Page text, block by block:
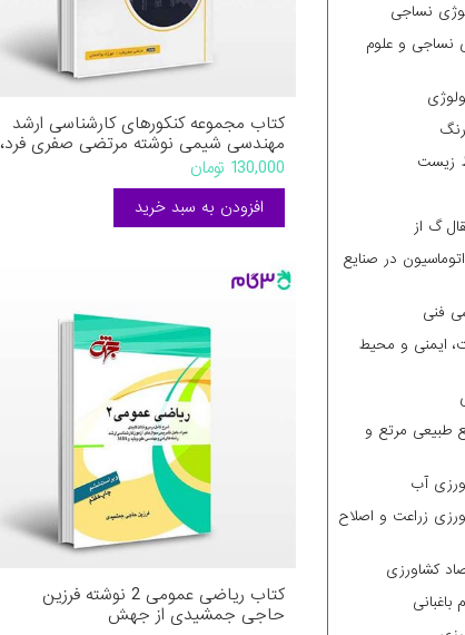
نساجی
نساجی و علوم
زیست
گ از
در صنایع
فنی
ایمنی و محیط
طبیعی مرتع و
آب
زراعت و اصلاح
کشاورزی
کتاب مجموعه کنکورهای کارشناسی ارشد
مهندسی شیمی نوشته مرتضی صفری فرد،
رسول باغبانی جویباری، مهرزاد بوالحسنی
از بینش
130,000 تومان
کتاب ریاضی عمومی 2 نوشته فرزین
حاجی جمشیدی از جهش